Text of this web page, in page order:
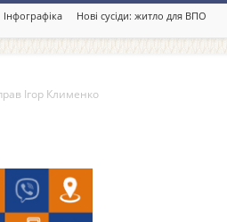
Інфографіка Нові сусіди: житло для ВПО
Ігор Клименко